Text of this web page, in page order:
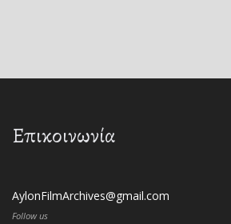
Επικοινωνία
AylonFilmArchives@gmail.com
Follow us